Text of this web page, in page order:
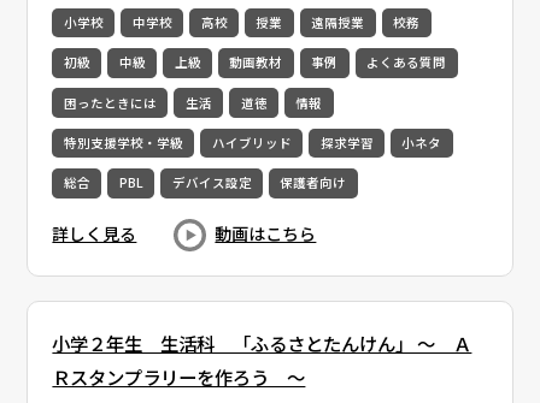
小学校 中学校 高校 授業 遠隔授業 校務
初級 中級 上級 動画教材 事例 よくある質問
困ったときには 生活 道徳 情報
特別支援学校・学級 ハイブリッド 探求学習 小ネタ
総合 PBL デバイス設定 保護者向け
詳しく見る 動画はこちら
小学２年生 生活科 「ふるさとたんけん」 ～ Ａ
Ｒスタンプラリーを作ろう ～